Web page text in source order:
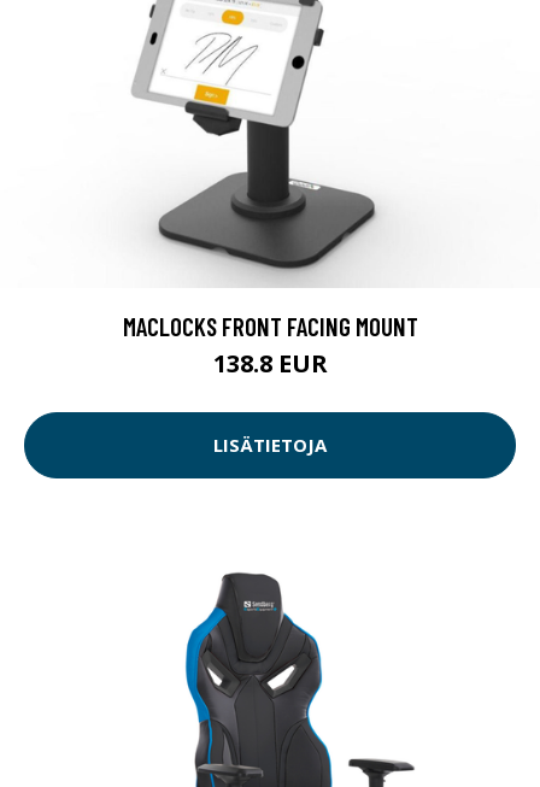
MACLOCKS FRONT FACING MOUNT
138.8 EUR
LISÄTIETOJA